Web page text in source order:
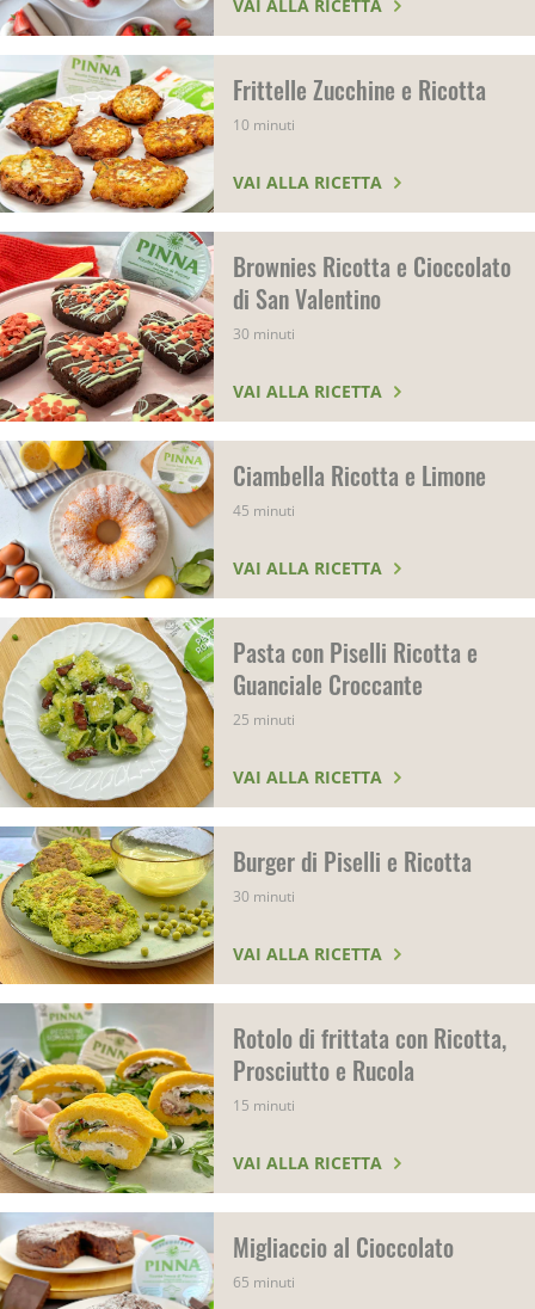
VAI ALLA RICETTA
Frittelle Zucchine e Ricotta
10 minuti
VAI ALLA RICETTA
Brownies Ricotta e Cioccolato
di San Valentino
30 minuti
VAI ALLA RICETTA
Ciambella Ricotta e Limone
45 minuti
VAI ALLA RICETTA
Pasta con Piselli Ricotta e
Guanciale Croccante
25 minuti
VAI ALLA RICETTA
Burger di Piselli e Ricotta
30 minuti
VAI ALLA RICETTA
Rotolo di frittata con Ricotta,
Prosciutto e Rucola
15 minuti
VAI ALLA RICETTA
Migliaccio al Cioccolato
65 minuti